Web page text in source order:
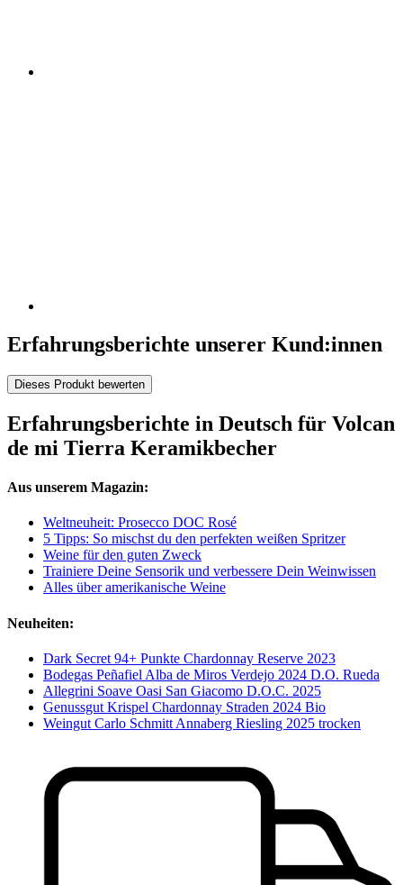
Erfahrungsberichte unserer Kund:innen
Dieses Produkt bewerten
Erfahrungsberichte in Deutsch für Volcan
de mi Tierra Keramikbecher
Aus unserem Magazin:
Weltneuheit: Prosecco DOC Rosé
5 Tipps: So mischst du den perfekten weißen Spritzer
Weine für den guten Zweck
Trainiere Deine Sensorik und verbessere Dein Weinwissen
Alles über amerikanische Weine
Neuheiten:
Dark Secret 94+ Punkte Chardonnay Reserve 2023
Bodegas Peñafiel Alba de Miros Verdejo 2024 D.O. Rueda
Allegrini Soave Oasi San Giacomo D.O.C. 2025
Genussgut Krispel Chardonnay Straden 2024 Bio
Weingut Carlo Schmitt Annaberg Riesling 2025 trocken